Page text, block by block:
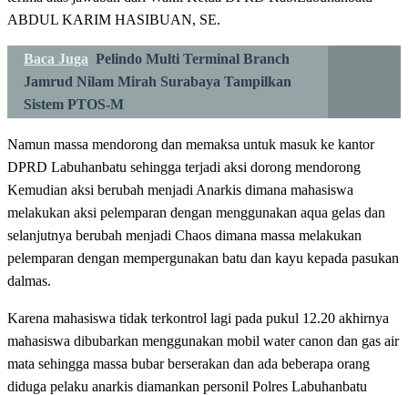
ABDUL KARIM HASIBUAN, SE.
Baca Juga Pelindo Multi Terminal Branch
Jamrud Nilam Mirah Surabaya Tampilkan
Sistem PTOS-M
Namun massa mendorong dan memaksa untuk masuk ke kantor
DPRD Labuhanbatu sehingga terjadi aksi dorong mendorong
Kemudian aksi berubah menjadi Anarkis dimana mahasiswa
melakukan aksi pelemparan dengan menggunakan aqua gelas dan
selanjutnya berubah menjadi Chaos dimana massa melakukan
pelemparan dengan mempergunakan batu dan kayu kepada pasukan
dalmas.
Karena mahasiswa tidak terkontrol lagi pada pukul 12.20 akhirnya
mahasiswa dibubarkan menggunakan mobil water canon dan gas air
mata sehingga massa bubar berserakan dan ada beberapa orang
diduga pelaku anarkis diamankan personil Polres Labuhanbatu